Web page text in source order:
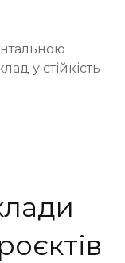
у стійкість